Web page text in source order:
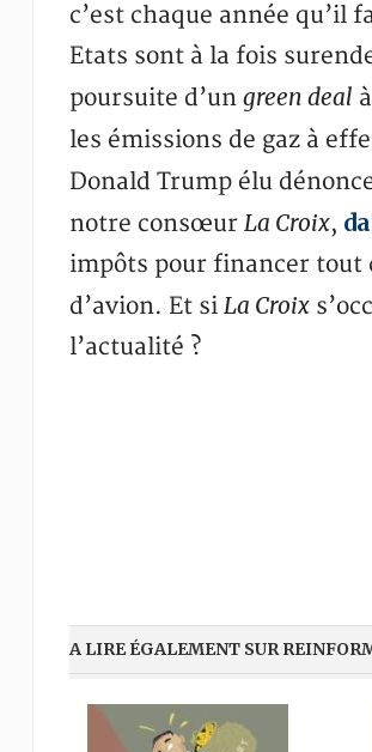
c’est chaque année
Etats sont à la fois
poursuite d’un green deal
les émissions de gaz à
Donald Trump élu
notre consœur La Croix,
impôts pour financer tout
d’avion. Et si La Croix
l’actualité ?
A LIRE ÉGALEMENT SUR